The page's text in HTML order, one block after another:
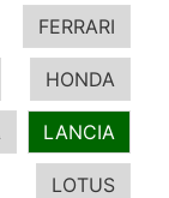
FERRARI
HONDA
LANCIA
LOTUS